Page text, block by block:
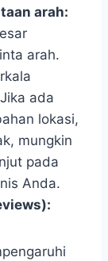
arah:
arah.
ada
lokasi,
mungkin
pada
Anda.